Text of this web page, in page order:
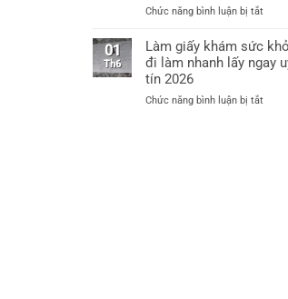
tín
khi
xin
sức
tận
nơi
ngay
Chức năng bình luận bị tắtở
chỉ
giấy
sức
01
Th6
Làm giấy khám sức
đi làm nhanh lấy ngay
tín 2026
Chức năng bình luận bị tắtở